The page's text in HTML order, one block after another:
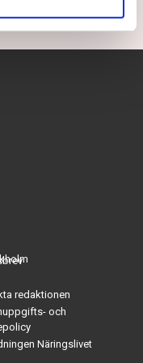
redaktionen
och
Näringslivet